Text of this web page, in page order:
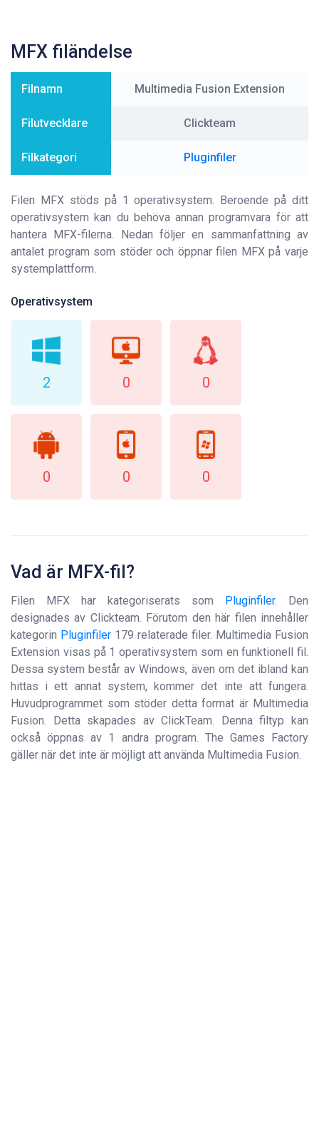
MFX filändelse
Filnamn Multimedia Fusion Extension
Filutvecklare Clickteam
Filkategori Pluginfiler
Filen MFX stöds på 1 operativsystem. Beroende på ditt
operativsystem kan du behöva annan programvara för att
hantera MFX-filerna. Nedan följer en sammanfattning av
antalet program som stöder och öppnar filen MFX på varje
systemplattform.
Operativsystem
2 0 0
0 0 0
Vad är MFX-fil?
Filen MFX har kategoriserats som Pluginfiler. Den
designades av Clickteam. Förutom den här filen innehåller
kategorin Pluginfiler 179 relaterade filer. Multimedia Fusion
Extension visas på 1 operativsystem som en funktionell fil.
Dessa system består av Windows, även om det ibland kan
hittas i ett annat system, kommer det inte att fungera.
Huvudprogrammet som stöder detta format är Multimedia
Fusion. Detta skapades av ClickTeam. Denna filtyp kan
också öppnas av 1 andra program. The Games Factory
gäller när det inte är möjligt att använda Multimedia Fusion.